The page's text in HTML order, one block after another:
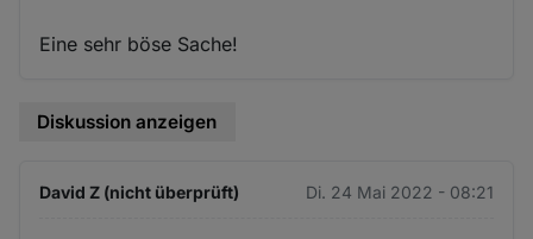
Eine sehr böse Sache!
Diskussion anzeigen
David Z (nicht überprüft) Di. 24 Mai 2022 - 08:21